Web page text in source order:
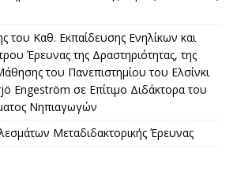
του Καθ. Εκπαίδευσης Ενηλίκων και
Έρευνας της Δραστηριότητας, της
του Πανεπιστημίου του Ελσίνκι
Engeström σε Επίτιμο Διδάκτορα του
Νηπιαγωγών
Μεταδιδακτορικής Έρευνας